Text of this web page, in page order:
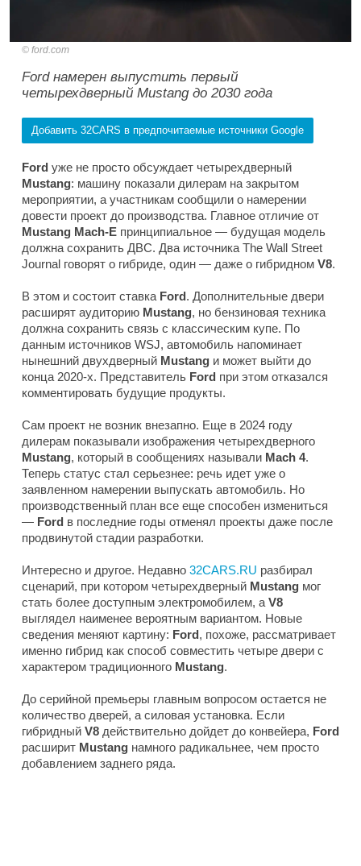
ford.com
Ford намерен выпустить первый
четырехдверный Mustang до 2030 года
Добавить 32CARS в предпочитаемые источники Google
Ford уже не просто обсуждает четырехдверный
Mustang: машину показали дилерам на закрытом
мероприятии, а участникам сообщили о намерении
довести проект до производства. Главное отличие от
Mustang Mach-E принципиальное — будущая модель
должна сохранить ДВС. Два источника The Wall Street
Journal говорят о гибриде, один — даже о гибридном V8.
В этом и состоит ставка Ford. Дополнительные двери
расширят аудиторию Mustang, но бензиновая техника
должна сохранить связь с классическим купе. По
данным источников WSJ, автомобиль напоминает
нынешний двухдверный Mustang и может выйти до
конца 2020-х. Представитель Ford при этом отказался
комментировать будущие продукты.
Сам проект не возник внезапно. Еще в 2024 году
дилерам показывали изображения четырехдверного
Mustang, который в сообщениях называли Mach 4.
Теперь статус стал серьезнее: речь идет уже о
заявленном намерении выпускать автомобиль. Но
производственный план все еще способен измениться
— Ford в последние годы отменял проекты даже после
продвинутой стадии разработки.
Интересно и другое. Недавно 32CARS.RU разбирал
сценарий, при котором четырехдверный Mustang мог
стать более доступным электромобилем, а V8
выглядел наименее вероятным вариантом. Новые
сведения меняют картину: Ford, похоже, рассматривает
именно гибрид как способ совместить четыре двери с
характером традиционного Mustang.
До серийной премьеры главным вопросом остается не
количество дверей, а силовая установка. Если
гибридный V8 действительно дойдет до конвейера, Ford
расширит Mustang намного радикальнее, чем просто
добавлением заднего ряда.